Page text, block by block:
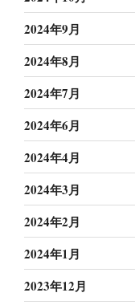
2024年9月
2024年8月
2024年7月
2024年6月
2024年4月
2024年3月
2024年2月
2024年1月
2023年12月